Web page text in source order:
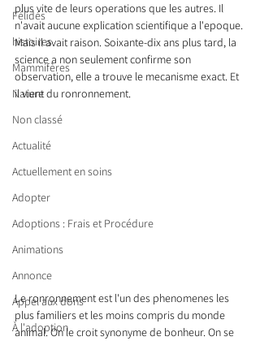
Félidés
histoires
Mammifères
Nature
Non classé
Actualité
Actuellement en soins
Adopter
Adoptions : Frais et Procédure
Animations
Annonce
Appel aux dons
À l'adoption
plus vite de leurs operations que les autres. Il
n'avait aucune explication scientifique a l'epoque.
Mais il avait raison. Soixante-dix ans plus tard, la
science a non seulement confirme son
observation, elle a trouve le mecanisme exact. Et
il vient du ronronnement.
Le ronronnement est l'un des phenomenes les
plus familiers et les moins compris du monde
animal. On le croit synonyme de bonheur. On se